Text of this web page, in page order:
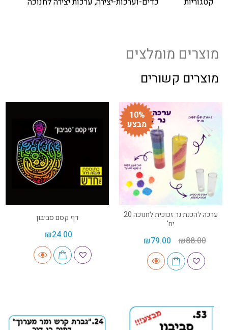
מוצרים מומלצים
מוצרים קשורים
10%
מבצע
ערכה להכנת נר זכוכית לחנוכה 20
יח'
₪88.00
₪79.00
דף קסם סביבון
₪24.00